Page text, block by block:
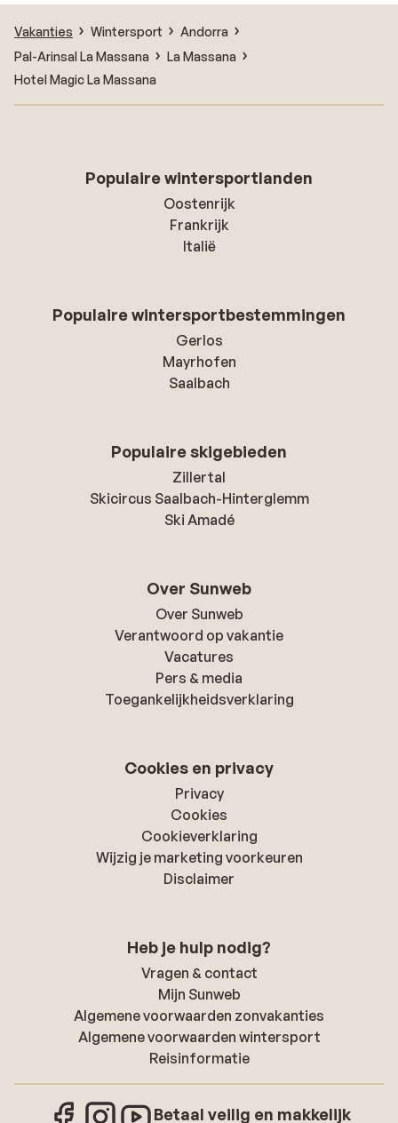
Vakanties Wintersport
Andorra
Pal-Arinsal La Massana
La Massana
Hotel Magic La Massana
Populaire wintersportlanden
Oostenrijk
Frankrijk
Italië
Populaire wintersportbestemmingen
Gerlos
Mayrhofen
Saalbach
Populaire skigebieden
Zillertal
Skicircus Saalbach-Hinterglemm
Ski Amadé
Over Sunweb
Over Sunweb
Verantwoord op vakantie
Vacatures
Pers & media
Toegankelijkheidsverklaring
Cookies en privacy
Privacy
Cookies
Cookieverklaring
Wijzig je marketing voorkeuren
Disclaimer
Heb je hulp nodig?
Vragen & contact
Mijn Sunweb
Algemene voorwaarden zonvakanties
Algemene voorwaarden wintersport
Reisinformatie
Betaal veilig en makkelijk